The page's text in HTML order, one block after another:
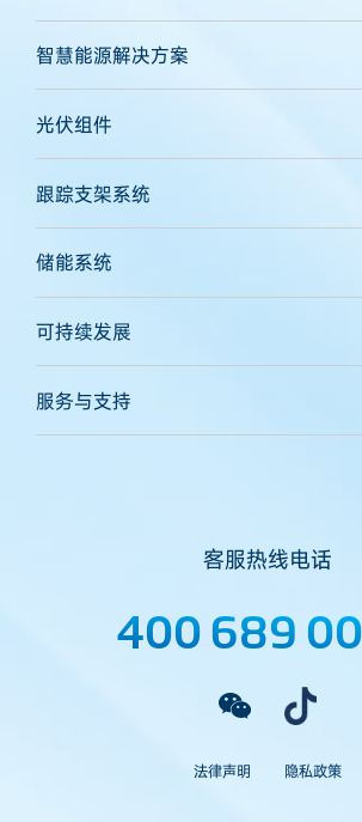
智慧能源解决方案
光伏组件
跟踪支架系统
储能系统
可持续发展
服务与支持
客服热线电话
400 689
法律声明 隐私政策